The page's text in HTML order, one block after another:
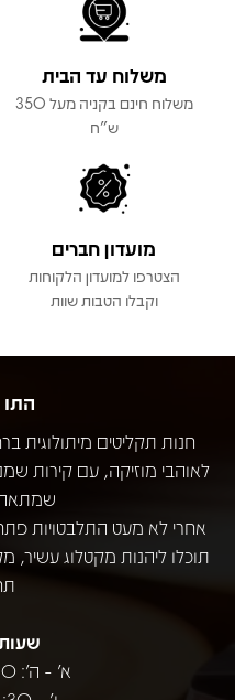
משלוח עד הבית
משלוח חינם בקניה מעל 350
ש"ח
מועדון חברים
הצטרפו למועדון הלקוחות
וקבלו הטבות שוות
התו
לאוהבי מוזיקה, עם קירות
אחרי לא מעט התלבטויות
תוכלו ליהנות מקטלוג עשיר,
א' - ה': 10:00-18:30